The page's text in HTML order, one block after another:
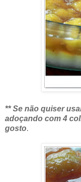
** Se não quiser
adoçando com 4
gosto.